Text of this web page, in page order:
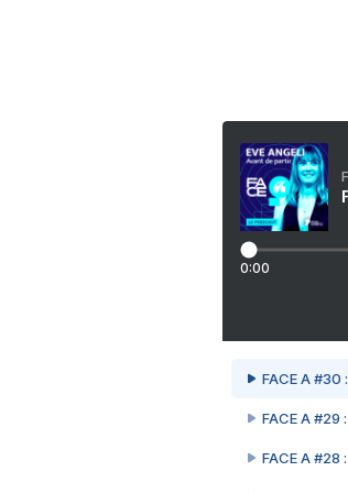
0:00
FACE A
FACE A
FACE A